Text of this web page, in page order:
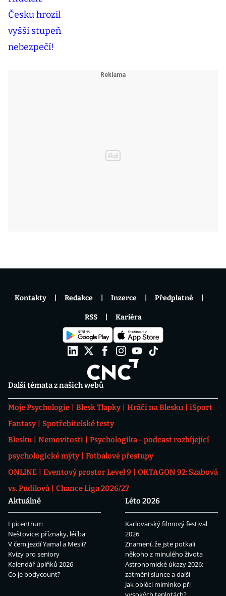
Další témata z našich webů
Moje Psychologie Blesk Tlapky Hráči na Blesku
iSport
Fantasy
Spotřebitelské testy
Blesku
Nemovitosti
Psychologika - podcast rozbíjející
psychologické mýty
Fotbalové přestupy
ONLINE
Eventový prostor Level 9
OKTAGON 92: Szabová
vs. Pudilová
Chance Liga 2026/27
Aktuálně
Epicentrum
Neštovice: příznaky, léčba
V čem jezdí Yamal a Mesii?
Kvízy pro seniory
Kalendář úplňků 2026
Co je bodycount?
Léto 2026
Karlovarský filmový festival
2026
Znamení, že jste potkali
někoho z minulého života
Astronomické úkazy 2026:
zatmění slunce a další
Jak obléci miminko při
Kontakty Redakce Inzerce Předplatné
RSS Kariéra